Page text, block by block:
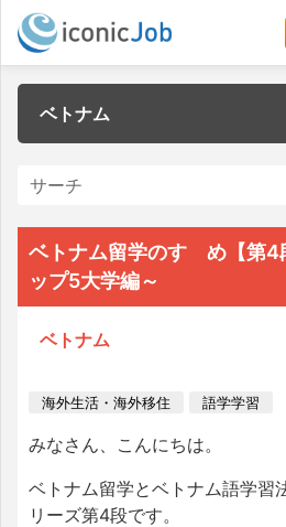
ベトナム
ベトナム留学のすゝめ【第4
ップ5大学編～
ベトナム
海外生活・海外移住 語学学習
みなさん、こんにちは。
ベトナム留学とベトナム語学習
リーズ第4段です。